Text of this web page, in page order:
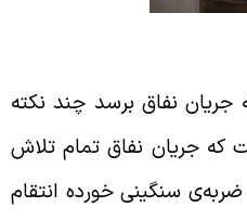
نفاق برسد چند نکته
جریان نفاق تمام تلاش
سنگینی خورده انتقام